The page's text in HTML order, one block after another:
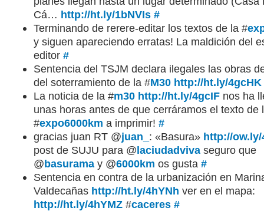
Cá… http://ht.ly/1bNVIs #
Terminando de rerere-editar los textos de la #
y siguen apareciendo erratas! La maldición del
editor #
Sentencia del TSJM declara ilegales las obras
del soterramiento de la #M30 http://ht.ly/4gcHK
La noticia de la #m30 http://ht.ly/4gcIF nos ha
unas horas antes de que cerráramos el texto de
#expo6000km a imprimir! #
gracias juan RT @juan_ : «Basura» http://ow.ly/
post de SUJU para @laciudadviva seguro que
@basurama y @6000km os gusta #
Sentencia en contra de la urbanización en
Valdecañas http://ht.ly/4hYNh ver en el mapa:
http://ht.ly/4hYMZ #caceres #